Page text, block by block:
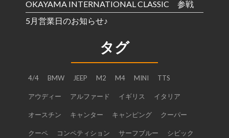
OKAYAMA INTERNATIONAL CLASSIC 参戦
5月営業日のお知らせ♪
タグ
4/4 BMW JEEP M2 M4 MINI TTS
アウディー アルファード イギリス イタリア
オースチン キャンター キャンピング クーパー
クーペ コンペティション サーフブルー シビック